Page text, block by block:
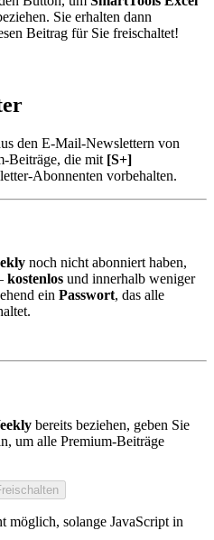
Sie erhalten dann
Beitrag für Sie freischaltet!
den E-Mail-Newslettern von
Beiträge, die mit [S+]
Abonnenten vorbehalten.
noch nicht abonniert haben,
kostenlos und innerhalb weniger
ein Passwort, das alle
bereits beziehen, geben Sie
um alle Premium-Beiträge
möglich, solange JavaScript in